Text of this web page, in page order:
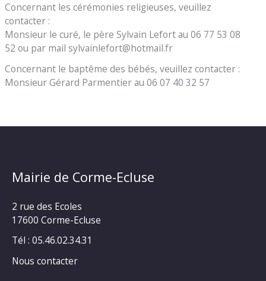
Concernant les cérémonies religieuses, veuillez
contacter :
Monsieur le curé, le père Sylvain Lefort au 06 77 53 08
52 ou par mail sylvainlefort@hotmail.fr
Concernant le baptême des bébés, veuillez contacter :
Monsieur Gérard Parmentier au 06 07 40 32 57
Mairie de Corme-Ecluse
2 rue des Ecoles
17600 Corme-Ecluse
Tél : 05.46.02.34.31
Nous contacter